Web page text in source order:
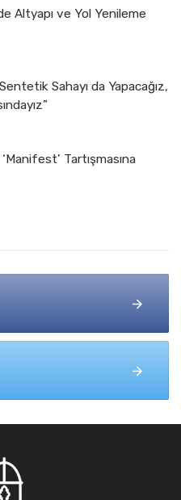
Altyapı ve Yol Yenileme
Sahayı da Yapacağız,
Tartışmasına